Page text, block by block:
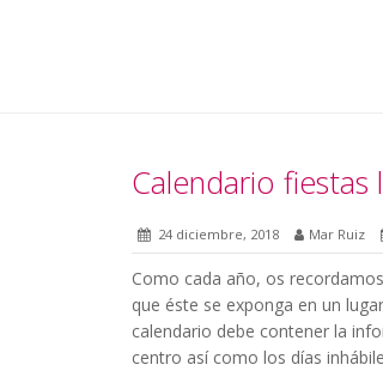
Calendario fiestas
24 diciembre, 2018 Mar Ruiz
Como cada año, os
que éste se exponga en un
calendario debe contener la
centro así como los días